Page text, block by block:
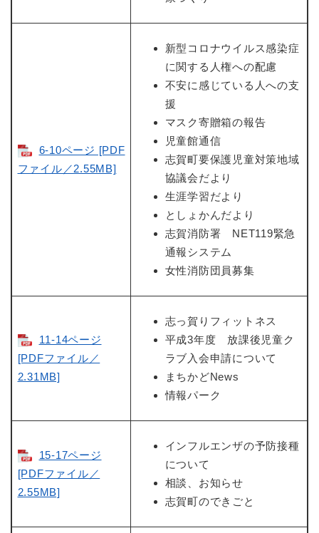
6-10ページ [PDF
ファイル／2.55MB]
新型コロナウイルス感染症
に関する人権への配慮
不安に感じている人への支
援
マスク寄贈箱の報告
児童館通信
志賀町要保護児童対策地域
協議会だより
生涯学習だより
としょかんだより
志賀消防署 NET119緊急
通報システム
女性消防団員募集
11-14ページ
[PDFファイル／
2.31MB]
志っ賀りフィットネス
平成3年度 放課後児童ク
ラブ入会申請について
まちかどNews
情報パーク
15-17ページ
[PDFファイル／
2.55MB]
インフルエンザの予防接種
について
相談、お知らせ
志賀町のできごと